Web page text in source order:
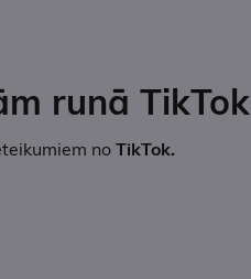
runā TikTok
no TikTok.